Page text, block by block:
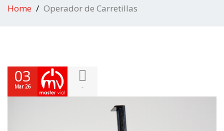
Home Operador de Carretillas
03
Mar 26 -